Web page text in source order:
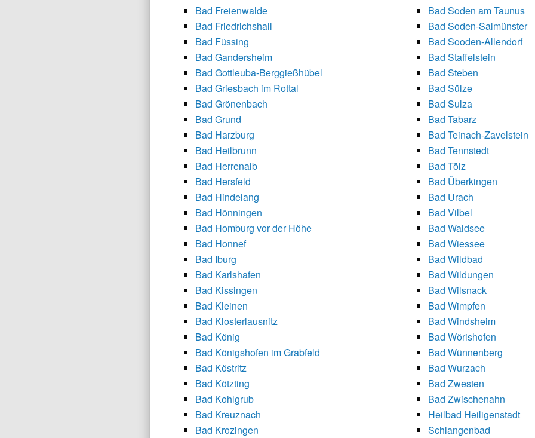
Bad Freienwalde
Bad Friedrichshall
Bad Füssing
Bad Gandersheim
Bad Gottleuba-Berggießhübel
Bad Griesbach im Rottal
Bad Grönenbach
Bad Grund
Bad Harzburg
Bad Heilbrunn
Bad Herrenalb
Bad Hersfeld
Bad Hindelang
Bad Hönningen
Bad Homburg vor der Höhe
Bad Honnef
Bad Iburg
Bad Karlshafen
Bad Kissingen
Bad Kleinen
Bad Klosterlausnitz
Bad König
Bad Königshofen im Grabfeld
Bad Köstritz
Bad Kötzting
Bad Kohlgrub
Bad Kreuznach
Bad Krozingen
Bad Soden am Taunus
Bad Soden-Salmünster
Bad Sooden-Allendorf
Bad Staffelstein
Bad Steben
Bad Sülze
Bad Sulza
Bad Tabarz
Bad Teinach-Zavelstein
Bad Tennstedt
Bad Tölz
Bad Überkingen
Bad Urach
Bad Vilbel
Bad Waldsee
Bad Wiessee
Bad Wildbad
Bad Wildungen
Bad Wilsnack
Bad Wimpfen
Bad Windsheim
Bad Wörishofen
Bad Wünnenberg
Bad Wurzach
Bad Zwesten
Bad Zwischenahn
Heilbad Heiligenstadt
Schlangenbad